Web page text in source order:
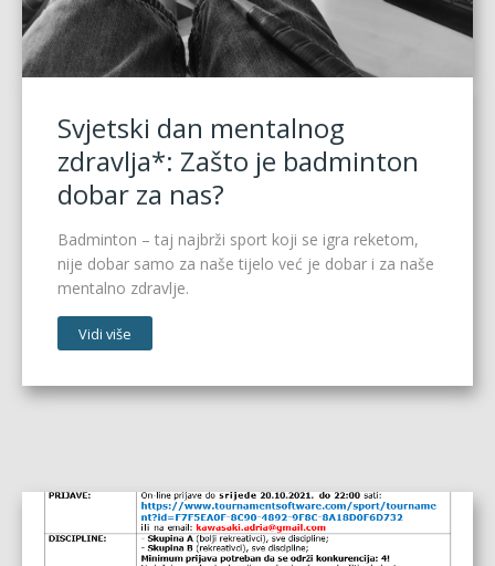
Svjetski dan mentalnog
zdravlja*: Zašto je badminton
dobar za nas?
Badminton – taj najbrži sport koji se igra reketom,
nije dobar samo za naše tijelo već je dobar i za naše
mentalno zdravlje.
Vidi više